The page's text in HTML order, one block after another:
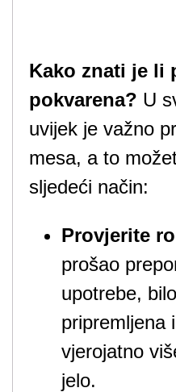
Kako znati je li
pokvarena? U
uvijek je važno
mesa, a to
sljedeći način:
Provjerite
prošao
upotrebe,
pripremljena
vjerojatno
jelo.